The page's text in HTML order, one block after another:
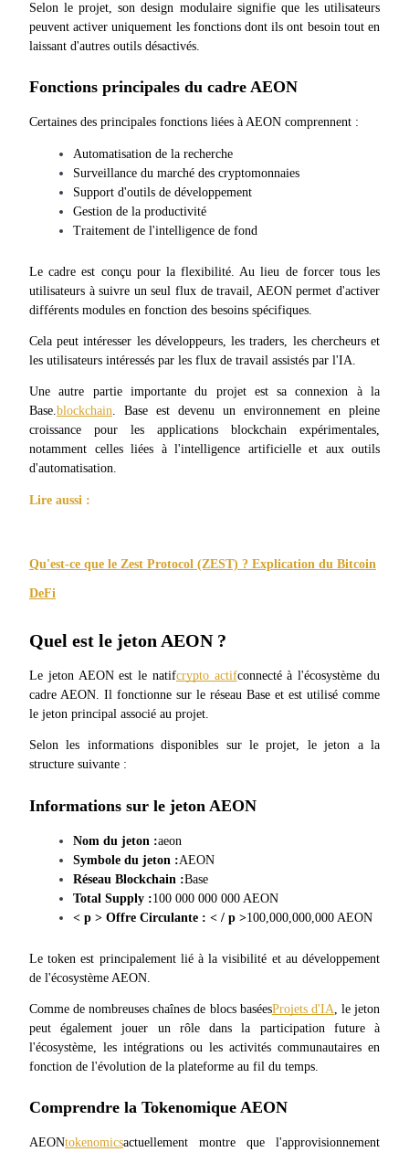
Guide de démarrage des contrats à terme
Stratégies de trading
Gagner
Cochon de puissance
Jalonnement
Des rendements élevés et un accès instantané
Launchpool
Staking flexible pour gagner des jetons populaires
Selon le projet, son design modulaire signifie que les utilisateurs
peuvent activer uniquement les fonctions dont ils ont besoin tout en
laissant d'autres outils désactivés.
Fonctions principales du cadre AEON
Certaines des principales fonctions liées à AEON comprennent :
Automatisation de la recherche
Surveillance du marché des cryptomonnaies
Support d'outils de développement
Gestion de la productivité
Traitement de l'intelligence de fond
Le cadre est conçu pour la flexibilité. Au lieu de forcer tous les
utilisateurs à suivre un seul flux de travail, AEON permet d'activer
différents modules en fonction des besoins spécifiques.
Cela peut intéresser les développeurs, les traders, les chercheurs et
les utilisateurs intéressés par les flux de travail assistés par l'IA.
Une autre partie importante du projet est sa connexion à la
Base.blockchain. Base est devenu un environnement en pleine
croissance pour les applications blockchain expérimentales,
notamment celles liées à l'intelligence artificielle et aux outils
d'automatisation.
Lire aussi :
Qu'est-ce que le Zest Protocol (ZEST) ? Explication du Bitcoin
DeFi
Quel est le jeton AEON ?
Le jeton AEON est le natifcrypto actifconnecté à l'écosystème du
cadre AEON. Il fonctionne sur le réseau Base et est utilisé comme
le jeton principal associé au projet.
Selon les informations disponibles sur le projet, le jeton a la
structure suivante :
Informations sur le jeton AEON
Nom du jeton :aeon
Symbole du jeton :AEON
Réseau Blockchain :Base
Total Supply :100 000 000 000 AEON
< p > Offre Circulante : < / p >100,000,000,000 AEON
Le token est principalement lié à la visibilité et au développement
de l'écosystème AEON.
Comme de nombreuses chaînes de blocs baséesProjets d'IA, le jeton
peut également jouer un rôle dans la participation future à
l'écosystème, les intégrations ou les activités communautaires en
fonction de l'évolution de la plateforme au fil du temps.
Comprendre la Tokenomique AEON
AEONtokenomicsactuellement montre que l'approvisionnement